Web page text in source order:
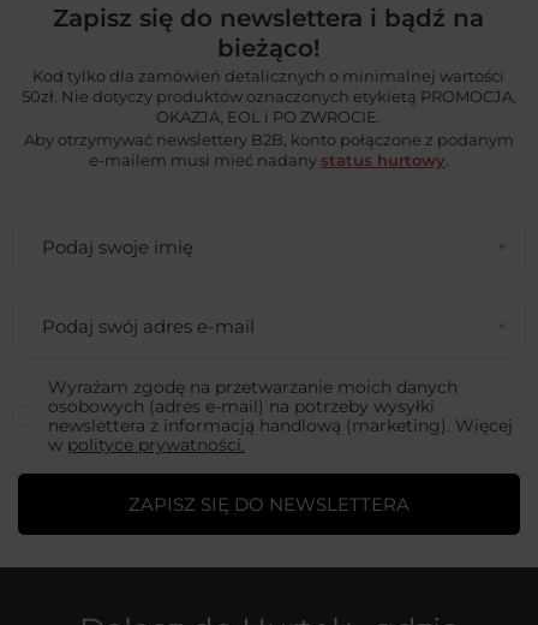
Zapisz się do newslettera i bądź na
bieżąco!
Kod tylko dla zamówień detalicznych o minimalnej wartości
50zł. Nie dotyczy produktów oznaczonych etykietą PROMOCJA,
OKAZJA, EOL i PO ZWROCIE.
Aby otrzymywać newslettery B2B, konto połączone z podanym
e-mailem musi mieć nadany status hurtowy
Podaj swoje imię
Podaj swój adres e-mail
Wyrażam zgodę na przetwarzanie moich danych
osobowych (adres e-mail) na potrzeby wysyłki
newslettera z informacją handlową (marketing). Więcej
w polityce prywatności.
ZAPISZ SIĘ DO NEWSLETTERA